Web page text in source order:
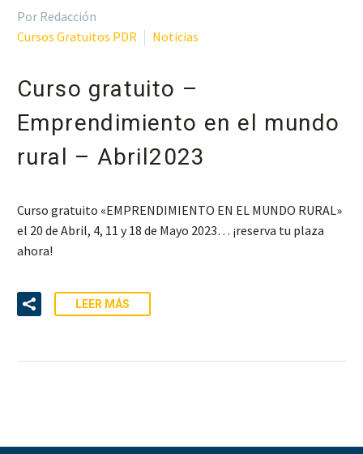
Por Redacción
Cursos Gratuitos PDR
Noticias
Curso gratuito –
Emprendimiento en el mundo
rural – Abril2023
Curso gratuito «EMPRENDIMIENTO EN EL MUNDO RURAL»
el 20 de Abril, 4, 11 y 18 de Mayo 2023… ¡reserva tu plaza
ahora!
LEER MÁS